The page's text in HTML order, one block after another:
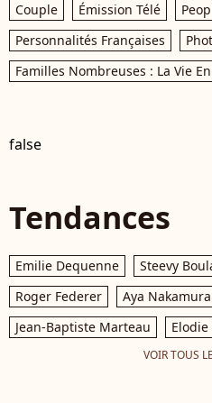
Couple Émission Télé
Personnalités Françaises
Familles Nombreuses : La Vie En
false
Tendances
Emilie Dequenne Steevy
Roger Federer
Aya Nakamura
Jean-Baptiste Marteau
Elodie
VOIR TOUS